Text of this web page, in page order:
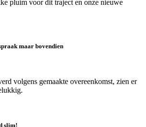
pluim voor dit traject en onze nieuwe
maar bovendien
volgens gemaakte overeenkomst, zien er
slim!